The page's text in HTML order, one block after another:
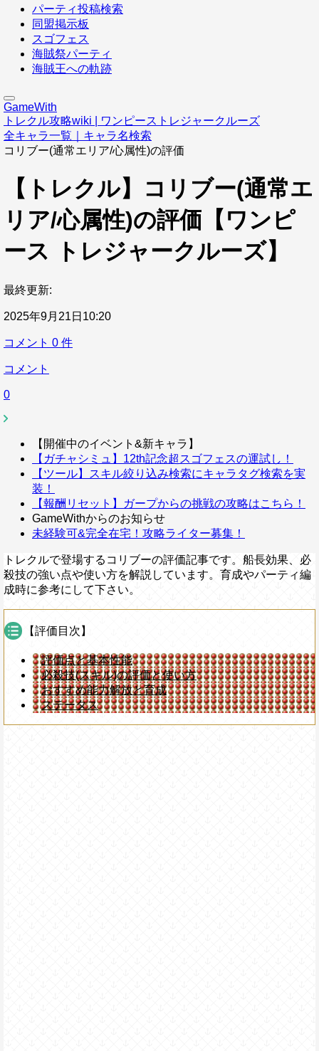
パーティ投稿検索
同盟掲示板
スゴフェス
海賊祭パーティ
海賊王への軌跡
GameWith
トレクル攻略wiki | ワンピーストレジャークルーズ
全キャラ一覧｜キャラ名検索
コリブー(通常エリア/心属性)の評価
【トレクル】コリブー(通常エ
リア/心属性)の評価【ワンピ
ース トレジャークルーズ】
最終更新:
2025年9月21日10:20
コメント 0 件
コメント
0
【開催中のイベント&新キャラ】
【ガチャシミュ】12th記念超スゴフェスの運試し！
【ツール】スキル絞り込み検索にキャラタグ検索を実
装！
【報酬リセット】ガープからの挑戦の攻略はこちら！
GameWithからのお知らせ
未経験可&完全在宅！攻略ライター募集！
トレクルで登場するコリブーの評価記事です。船長効果、必
殺技の強い点や使い方を解説しています。育成やパーティ編
成時に参考にして下さい。
【評価目次】
評価点と基本性能
必殺技(スキル)の評価と使い方
おすすめ能力解放と育成
ステータス